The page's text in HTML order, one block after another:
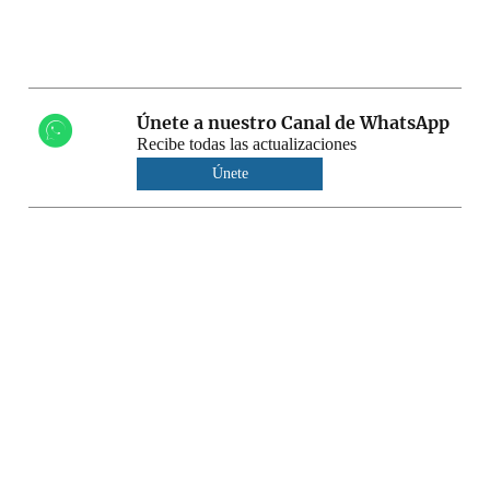
Únete a nuestro Canal de WhatsApp
Recibe todas las actualizaciones
Únete